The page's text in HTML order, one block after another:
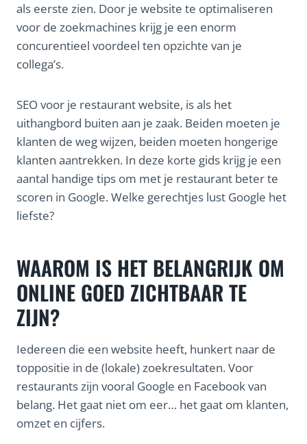
als eerste zien. Door je website te optimaliseren
voor de zoekmachines krijg je een enorm
concurentieel voordeel ten opzichte van je
collega’s.
SEO voor je restaurant website, is als het
uithangbord buiten aan je zaak. Beiden moeten je
klanten de weg wijzen, beiden moeten hongerige
klanten aantrekken. In deze korte gids krijg je een
aantal handige tips om met je restaurant beter te
scoren in Google. Welke gerechtjes lust Google het
liefste?
WAAROM IS HET BELANGRIJK OM
ONLINE GOED ZICHTBAAR TE
ZIJN?
Iedereen die een website heeft, hunkert naar de
toppositie in de (lokale) zoekresultaten. Voor
restaurants zijn vooral Google en Facebook van
belang. Het gaat niet om eer… het gaat om klanten,
omzet en cijfers.